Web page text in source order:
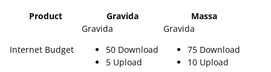
Product Gravida Massa
Internet Budget
Gravida
50 Download
5 Upload
Gravida
75 Download
10 Upload